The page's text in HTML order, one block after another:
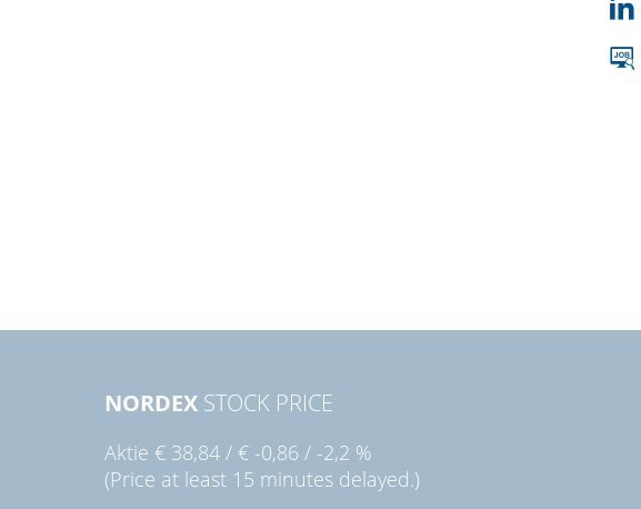
NORDEXSTOCK PRICE
Aktie € 38,84/ € -0,86 / -2,2 %
(Price at least 15 minutes delayed.)